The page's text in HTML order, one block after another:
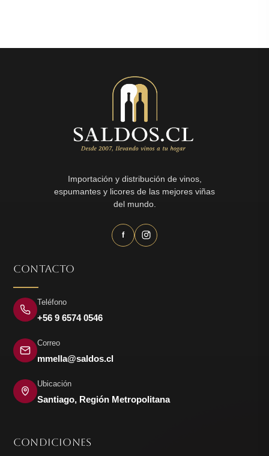
Importación y distribución de vinos,
espumantes y licores de las mejores viñas
del mundo.
f
CONTACTO
Teléfono
+56 9 6574 0546
Correo
mmella@saldos.cl
Ubicación
Santiago, Región Metropolitana
CONDICIONES